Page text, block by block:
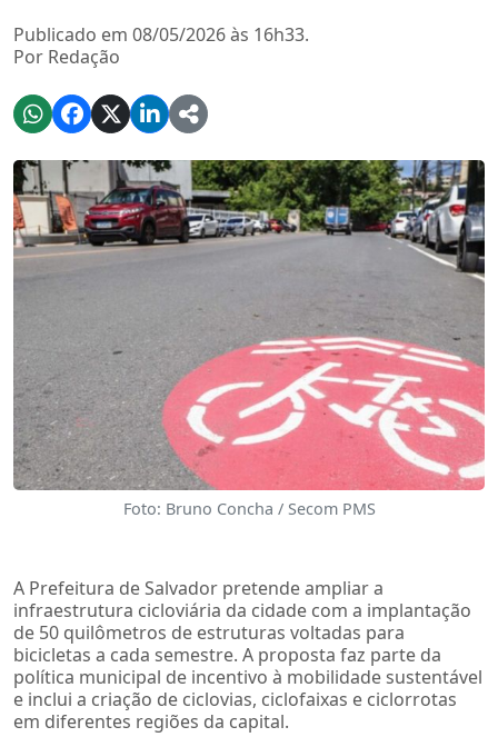
Publicado em 08/05/2026 às 16h33.
Por Redação
Foto: Bruno Concha / Secom PMS
A Prefeitura de Salvador pretende ampliar a
infraestrutura cicloviária da cidade com a implantação
de 50 quilômetros de estruturas voltadas para
bicicletas a cada semestre. A proposta faz parte da
política municipal de incentivo à mobilidade sustentável
e inclui a criação de ciclovias, ciclofaixas e ciclorrotas
em diferentes regiões da capital.